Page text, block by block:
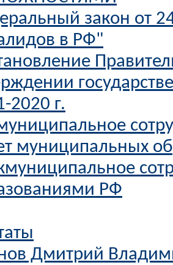
закон от
в РФ"
2020 г.
муниципальных
РФ
Дмитрий